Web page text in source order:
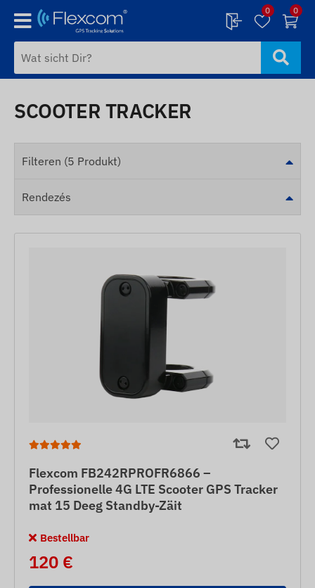
0 0
SCOOTER TRACKER
Filteren (5 Produkt)
Rendezés
Flexcom FB242RPROFR6866 –
Professionelle 4G LTE Scooter GPS Tracker
mat 15 Deeg Standby-Zäit
Bestellbar
120 €